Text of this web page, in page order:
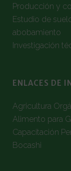
Producción y
Estudio de
abobamiento
Investigación
ENLACES DE
Agricultura
Alimento para
Capacitación
Bocashi